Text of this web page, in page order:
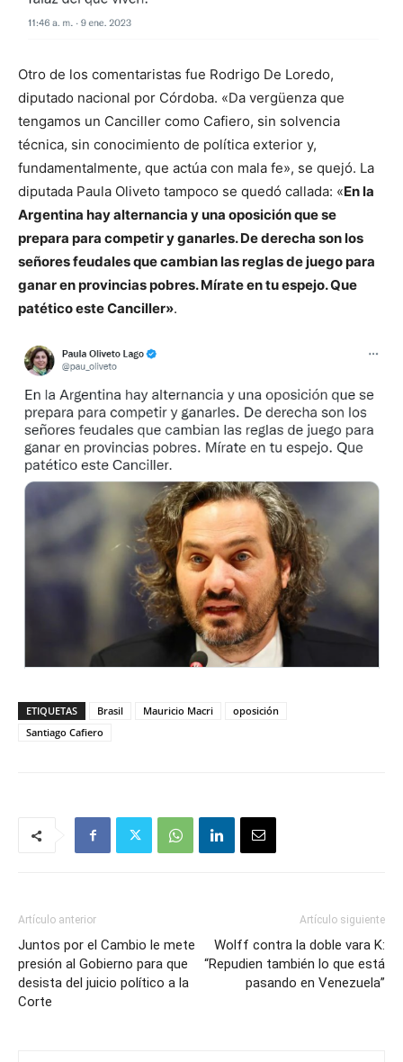
Otro de los comentaristas fue Rodrigo De Loredo,
diputado nacional por Córdoba. «Da vergüenza que
tengamos un Canciller como Cafiero, sin solvencia
técnica, sin conocimiento de política exterior y,
fundamentalmente, que actúa con mala fe», se quejó. La
diputada Paula Oliveto tampoco se quedó callada: «En la
Argentina hay alternancia y una oposición que se
prepara para competir y ganarles. De derecha son los
señores feudales que cambian las reglas de juego para
ganar en provincias pobres. Mírate en tu espejo. Que
patético este Canciller».
ETIQUETAS Brasil Mauricio Macri
oposición
Santiago Cafiero
Artículo anterior
Juntos por el Cambio le mete
presión al Gobierno para que
desista del juicio político a la
Corte
Artículo siguiente
Wolff contra la doble vara K:
“Repudien también lo que está
pasando en Venezuela”